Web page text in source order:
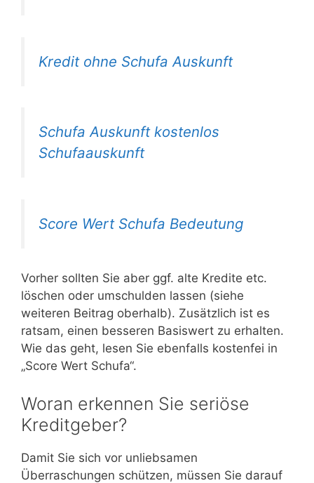
Kredit ohne Schufa Auskunft
Schufa Auskunft kostenlos
Schufaauskunft
Score Wert Schufa Bedeutung
Vorher sollten Sie aber ggf. alte Kredite etc.
löschen oder umschulden lassen (siehe
weiteren Beitrag oberhalb). Zusätzlich ist es
ratsam, einen besseren Basiswert zu erhalten.
Wie das geht, lesen Sie ebenfalls kostenfei in
„Score Wert Schufa“.
Woran erkennen Sie seriöse
Kreditgeber?
Damit Sie sich vor unliebsamen
Überraschungen schützen, müssen Sie darauf